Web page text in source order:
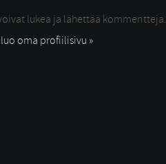
lukea ja lähettää kommentteja.
oma profiilisivu »